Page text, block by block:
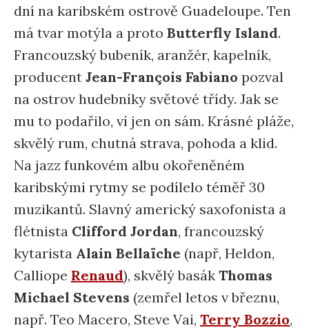
dní na karibském ostrově Guadeloupe. Ten
má tvar motýla a proto Butterfly Island.
Francouzský bubeník, aranžér, kapelník,
producent Jean-François Fabiano pozval
na ostrov hudebníky světové třídy. Jak se
mu to podařilo, ví jen on sám. Krásné pláže,
skvělý rum, chutná strava, pohoda a klid.
Na jazz funkovém albu okořeněném
karibskými rytmy se podílelo téměř 30
muzikantů. Slavný americký saxofonista a
flétnista Clifford Jordan, francouzský
kytarista Alain Bellaïche (např, Heldon,
Calliope Renaud), skvělý basák Thomas
Michael Stevens (zemřel letos v březnu,
např. Teo Macero, Steve Vai, Terry Bozzio,